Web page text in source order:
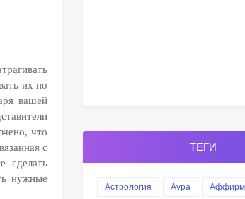
их по
вашей
что
с
сделать
нужные
ТЕГИ
Астрология Аура